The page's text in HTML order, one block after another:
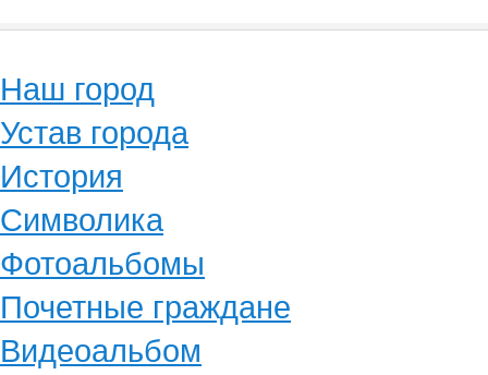
Наш город
Устав города
История
Символика
Фотоальбомы
Почетные граждане
Видеоальбом